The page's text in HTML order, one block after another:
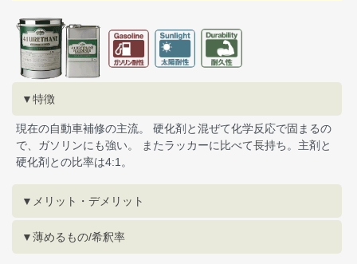
▼特徴
現在の自動車補修の主流。 硬化剤と混ぜて化学反応で固まるの
で、ガソリンにも強い。 またラッカーに比べて長持ち。主剤と
硬化剤との比率は4:1。
▼メリット・デメリット
▼薄めるもの/希釈率